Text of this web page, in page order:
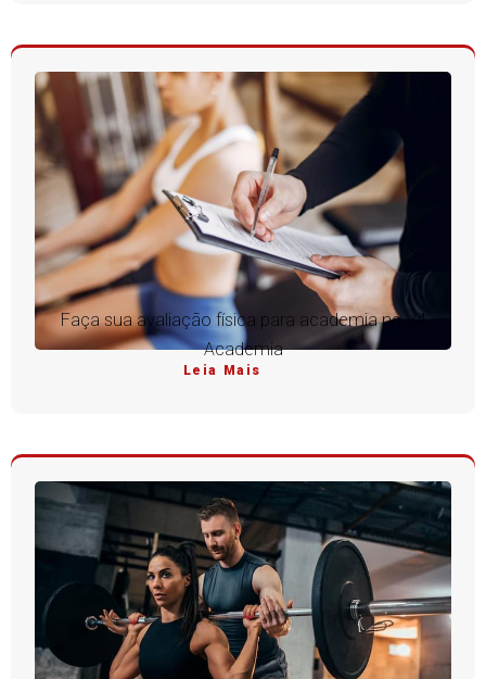
Faça sua avaliação física para academia na V4
Academia
Leia Mais